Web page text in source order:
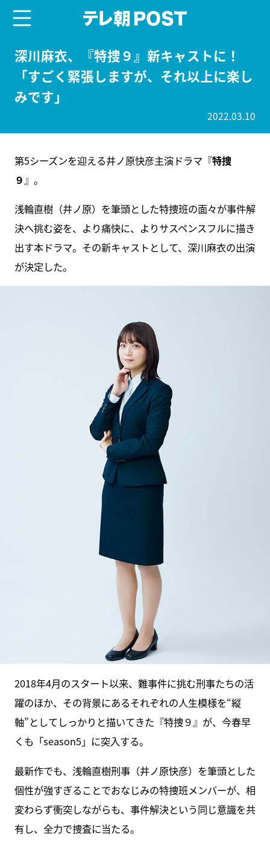
深川麻衣、『特捜９』新キャストに！
「すごく緊張しますが、それ以上に楽し
みです」
2022.03.10
第5シーズンを迎える井ノ原快彦主演ドラマ『特捜
９ 』。
浅輪直樹（井ノ原）を筆頭とした特捜班の面々が事件解
決へ挑む姿を、より痛快に、よりサスペンスフルに描き
出す本ドラマ。その新キャストとして、深川麻衣の出演
が決定した。
2018年4月のスタート以来、難事件に挑む刑事たちの活
躍のほか、その背景にあるそれぞれの人生模様を“縦
軸”としてしっかりと描いてきた『特捜９』が、今春早
くも「season5」に突入する。
最新作でも、浅輪直樹刑事（井ノ原快彦）を筆頭とした
個性が強すぎることでおなじみの特捜班メンバーが、相
変わらず衝突しながらも、事件解決という同じ意識を共
有し、全力で捜査に当たる。